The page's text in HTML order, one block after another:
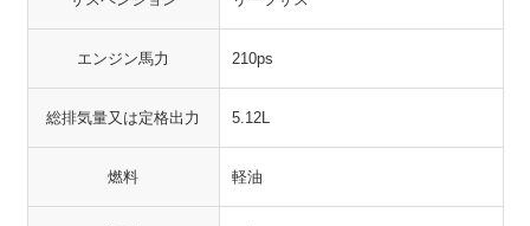
エンジン馬力 210ps
総排気量又は定格出力 5.12L
燃料 軽油